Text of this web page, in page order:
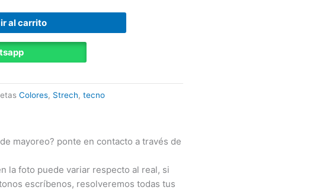
al carrito
Colores, Strech, tecno
mayoreo? ponte en contacto a través de
la foto puede variar respecto al real, si
escríbenos, resolveremos todas tus